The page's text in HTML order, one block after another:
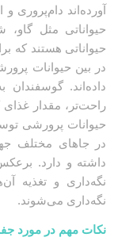
آورده‌اند دام‌پروری
حیواناتی مثل
حیواناتی هستند که
در بین حیوانات
داده‌اند.
راحت‌تر، مقدار
حیوانات پرورشی
در جاهای مختلف
داشته و دارد.
نگه‌داری و تغذیه
نگه‌داری می‌شوند.
نکات مهم در مورد